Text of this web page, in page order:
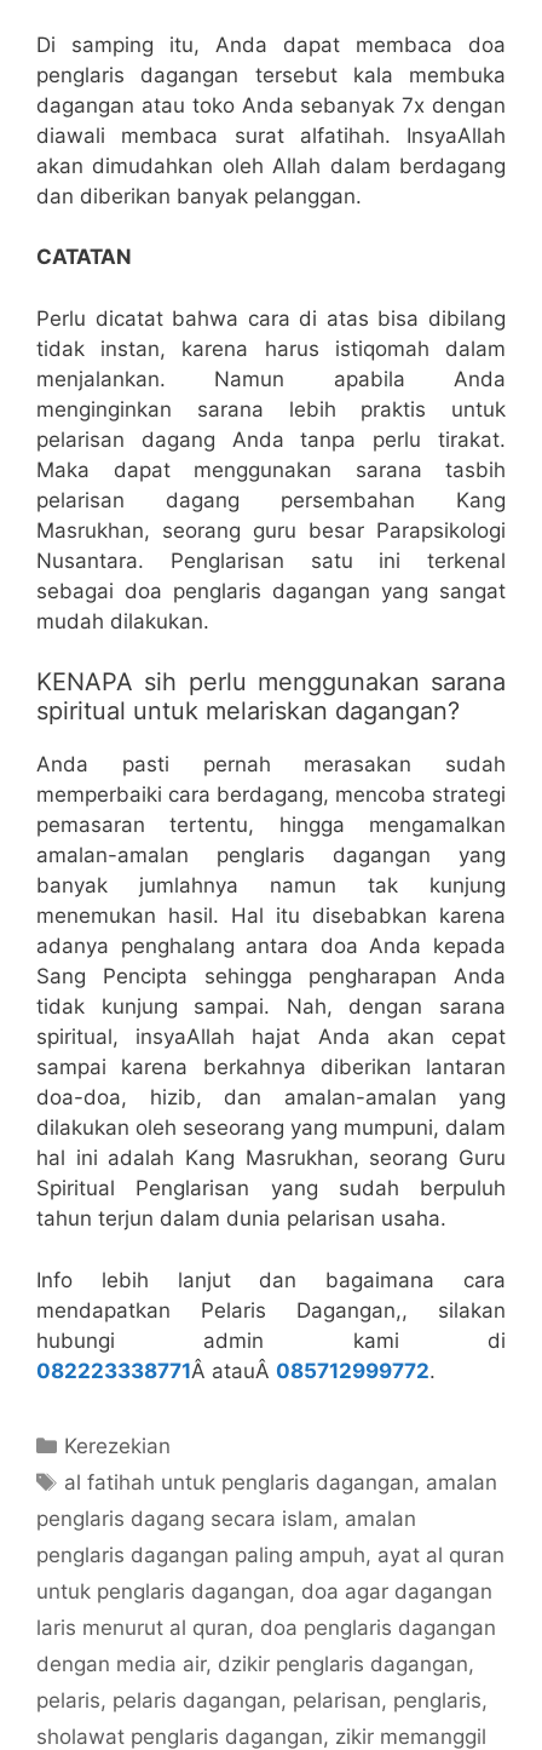
Di samping itu, Anda dapat membaca doa
penglaris dagangan tersebut kala membuka
dagangan atau toko Anda sebanyak 7x dengan
diawali membaca surat alfatihah. InsyaAllah
akan dimudahkan oleh Allah dalam berdagang
dan diberikan banyak pelanggan.
CATATAN
Perlu dicatat bahwa cara di atas bisa dibilang
tidak instan, karena harus istiqomah dalam
menjalankan. Namun apabila Anda
menginginkan sarana lebih praktis untuk
pelarisan dagang Anda tanpa perlu tirakat.
Maka dapat menggunakan sarana tasbih
pelarisan dagang persembahan Kang
Masrukhan, seorang guru besar Parapsikologi
Nusantara. Penglarisan satu ini terkenal
sebagai doa penglaris dagangan yang sangat
mudah dilakukan.
KENAPA sih perlu menggunakan sarana
spiritual untuk melariskan dagangan?
Anda pasti pernah merasakan sudah
memperbaiki cara berdagang, mencoba strategi
pemasaran tertentu, hingga mengamalkan
amalan-amalan penglaris dagangan yang
banyak jumlahnya namun tak kunjung
menemukan hasil. Hal itu disebabkan karena
adanya penghalang antara doa Anda kepada
Sang Pencipta sehingga pengharapan Anda
tidak kunjung sampai. Nah, dengan sarana
spiritual, insyaAllah hajat Anda akan cepat
sampai karena berkahnya diberikan lantaran
doa-doa, hizib, dan amalan-amalan yang
dilakukan oleh seseorang yang mumpuni, dalam
hal ini adalah Kang Masrukhan, seorang Guru
Spiritual Penglarisan yang sudah berpuluh
tahun terjun dalam dunia pelarisan usaha.
Info lebih lanjut dan bagaimana cara
mendapatkan Pelaris Dagangan,, silakan
hubungi admin kami di
082223338771Â atauÂ 085712999772.
Categories
Kerezekian
Tags
al fatihah untuk penglaris dagangan, amalan
penglaris dagang secara islam, amalan
penglaris dagangan paling ampuh, ayat al quran
untuk penglaris dagangan, doa agar dagangan
laris menurut al quran, doa penglaris dagangan
dengan media air, dzikir penglaris dagangan,
pelaris, pelaris dagangan, pelarisan, penglaris,
sholawat penglaris dagangan, zikir memanggil